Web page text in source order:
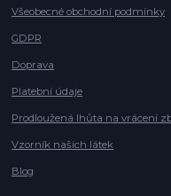
Všeobecné obchodní podmínky
GDPR
Doprava
Platební údaje
Prodloužená lhůta na vrácení
Vzorník našich látek
Blog